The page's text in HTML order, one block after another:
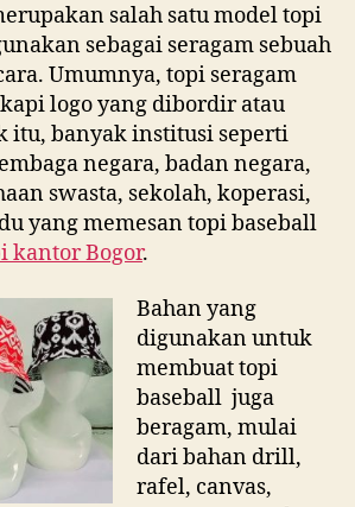
|
WA
0812
8969
2251
salah satu model topi
sebagai seragam sebuah
Umumnya, topi seragam
logo yang dibordir atau
itu, banyak institusi seperti
negara, badan negara,
swasta, sekolah, koperasi,
yang memesan topi baseball
kantor Bogor.
Bahan yang
digunakan untuk
membuat topi
baseball juga
beragam, mulai
dari bahan drill,
rafel, canvas,